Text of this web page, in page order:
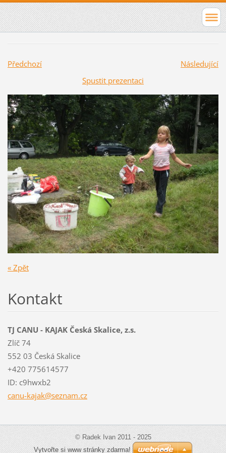
Předchozí
Následující
Spustit prezentaci
« Zpět
Kontakt
TJ CANU - KAJAK Česká Skalice, z.s.
Zlíč 74
552 03 Česká Skalice
+420 775614577
ID: c9hwxb2
canu-kajak@seznam.cz
© Radek Ivan 2011 - 2025
Vytvořte si www stránky zdarma!